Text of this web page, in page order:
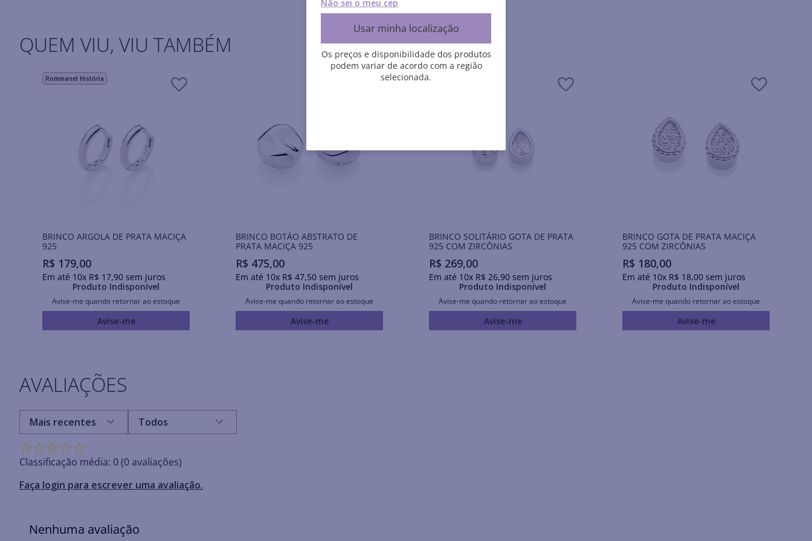
QUEM VIU, VIU TAMBÉM
Rommanel História
BRINCO ARGOLA DE PRATA MACIÇA
925
R$ 179,00
Em até 10x R$ 17,90 sem juros
Produto Indisponível
Avise-me quando retornar ao estoque
Avise-me
BRINCO BOTÃO ABSTRATO DE
PRATA MACIÇA 925
R$ 475,00
Em até 10x R$ 47,50 sem juros
Produto Indisponível
Avise-me quando retornar ao estoque
Avise-me
BRINCO SOLITÁRIO GOTA DE PRATA
925 COM ZIRCÔNIAS
R$ 269,00
Em até 10x R$ 26,90 sem juros
Produto Indisponível
Avise-me quando retornar ao estoque
Avise-me
BRINCO GOTA DE PRATA MACIÇA
925 COM ZIRCÔNIAS
R$ 180,00
Em até 10x R$ 18,00 sem juros
Produto Indisponível
Avise-me quando retornar ao estoque
Avise-me
AVALIAÇÕES
☆☆☆☆☆
Classificação média: 0(0 avaliações)
Faça login para escrever uma avaliação.
Mais recentes Todos
Nenhuma avaliação
Não sei o meu cep
Usar minha localização
Os preços e disponibilidade dos produtos
podem variar de acordo com a região
selecionada.